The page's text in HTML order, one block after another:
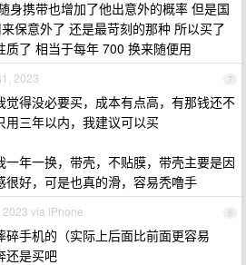
身携带也增加了他出意外的概率 但是国
保意外了 还是最苛刻的那种 所以买了
质了 相当于每年 700 换来随便用
7
2023
觉得没必要买，成本有点高，有那钱还不
用三年以内，我建议可以买
一年一换，带壳，不贴膜，带壳主要是因
很好，可是也真的滑，容易秃噜手
8
2023 via iPhone
碎手机的（实际上后面比前面更容易
还是买吧